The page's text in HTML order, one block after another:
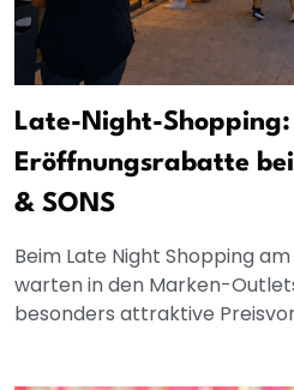
Late-Night-
Eröffnungsrabatte bei
& SONS
Beim Late Night Shopping
warten in den Marken-
besonders attraktive